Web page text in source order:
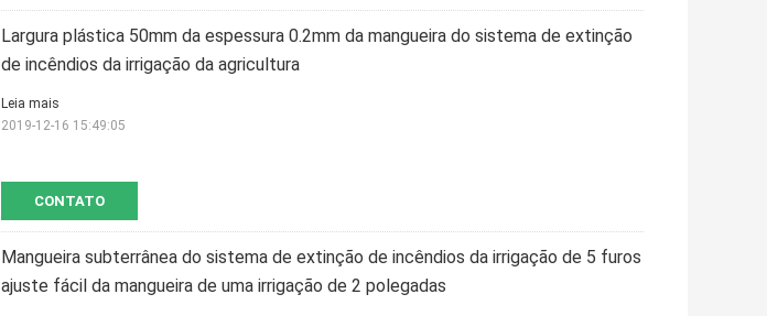
Largura plástica 50mm da espessura 0.2mm da mangueira do sistema de extinção
de incêndios da irrigação da agricultura
CONTATO
Leia mais
2019-12-16 15:49:05
Mangueira subterrânea do sistema de extinção de incêndios da irrigação de 5 furos
ajuste fácil da mangueira de uma irrigação de 2 polegadas